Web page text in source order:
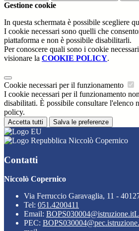
Gestione cookie
In questa schermata è possibile scegliere
I cookie necessari sono quelli che
piattaforma e non è possibile disabilitarli.
Per conoscere quali sono i cookie
visionare la COOKIE POLICY.
Cookie necessari per il funzionamento
I cookie necessari per il funzionamento
disabilitati. È possibile consultare l'elenco
policy.
Accetta tutti Salva le preferenze
Niccolò Copernico
Contatti
Niccolò Copernico
Via Ferruccio Garavaglia, 11 -
Tel: 051.4200411
Email: BOPS030004@istruzione.it
PEC: